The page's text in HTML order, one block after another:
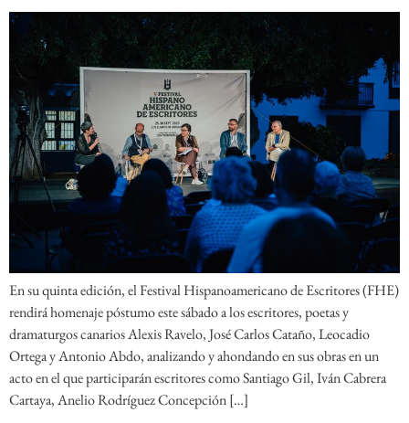
En su quinta edición, el Festival Hispanoamericano de Escritores (FHE)
rendirá homenaje póstumo este sábado a los escritores, poetas y
dramaturgos canarios Alexis Ravelo, José Carlos Cataño, Leocadio
Ortega y Antonio Abdo, analizando y ahondando en sus obras en un
acto en el que participarán escritores como Santiago Gil, Iván Cabrera
Cartaya, Anelio Rodríguez Concepción […]